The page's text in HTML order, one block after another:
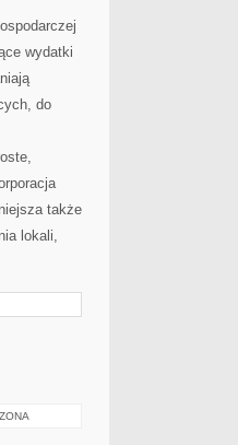
wydatki
do
także
lokali,